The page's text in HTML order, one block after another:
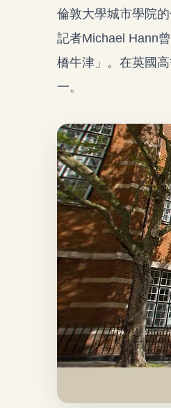
倫敦大學城市學院
記者Michael Hann
橋牛津」。在英國
一。